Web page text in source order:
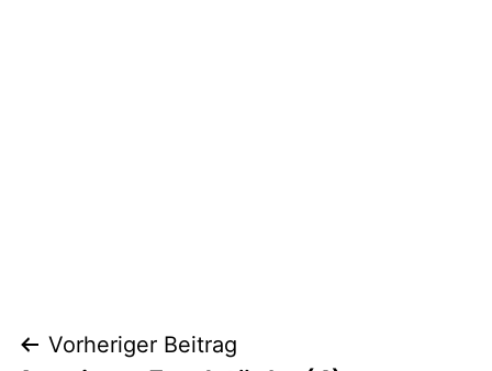
Beitragsnavigation
Vorheriger Beitrag